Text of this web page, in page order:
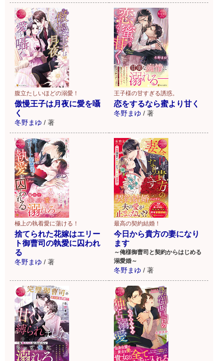
腹立たしいほどの溺愛！
傲慢王子は月夜に愛を囁
く
冬野まゆ / 著
王子様の甘すぎる誘惑。
恋をするなら蜜より甘く
冬野まゆ / 著
極上の執着愛に蕩ける！
捨てられた花嫁はエリー
ト御曹司の執愛に囚われ
る
冬野まゆ / 著
最高の契約結婚！
今日から貴方の妻になり
ます
～俺様御曹司と契約からはじめる
溺愛婚～
冬野まゆ / 著